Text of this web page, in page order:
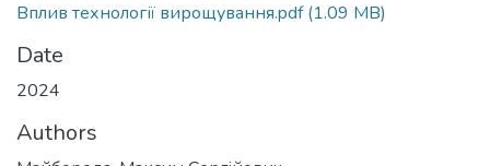
Вплив технології вирощування.pdf(1.09 MB)
Date
2024
Authors